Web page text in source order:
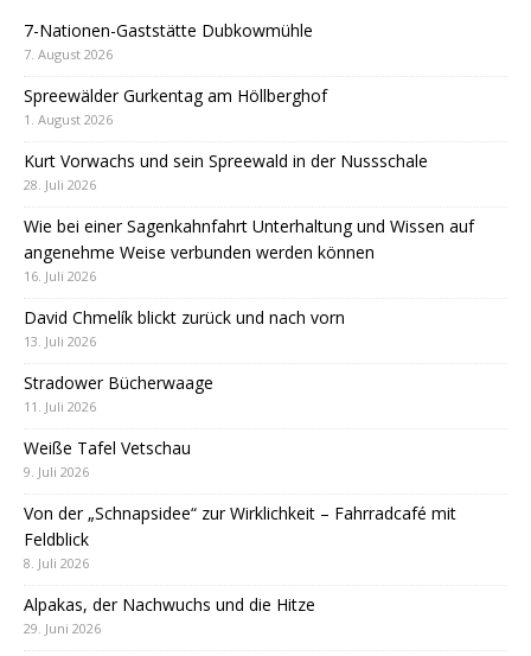
7-Nationen-Gaststätte Dubkowmühle
7. August 2026
Spreewälder Gurkentag am Höllberghof
1. August 2026
Kurt Vorwachs und sein Spreewald in der Nussschale
28. Juli 2026
Wie bei einer Sagenkahnfahrt Unterhaltung und Wissen auf
angenehme Weise verbunden werden können
16. Juli 2026
David Chmelík blickt zurück und nach vorn
13. Juli 2026
Stradower Bücherwaage
11. Juli 2026
Weiße Tafel Vetschau
9. Juli 2026
Von der „Schnapsidee“ zur Wirklichkeit – Fahrradcafé mit
Feldblick
8. Juli 2026
Alpakas, der Nachwuchs und die Hitze
29. Juni 2026